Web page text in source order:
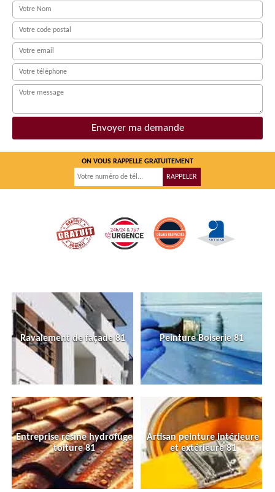
ON VOUS RAPPELLE GRATUITEMENT
Ravalement de façade 81 Peinture Boiserie 81
Entreprise résine hydrofuge
toiture 81
Artisan peinture intérieure
et extérieure 81